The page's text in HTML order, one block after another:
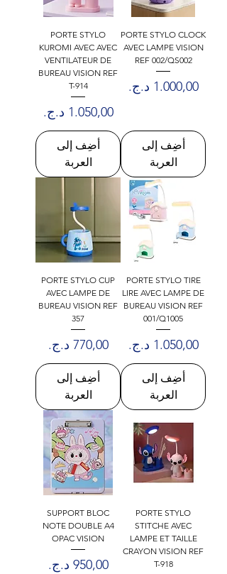
PORTE STYLO CLOCK
AVEC LAMPE VISION
REF 002/QS002
السعر‏1.000,00 د.ج.‏
أضِف إلى
العربة
PORTE STYLO
KUROMI AVEC AVEC
VENTILATEUR DE
BUREAU VISION REF
T-914
السعر‏1.050,00 د.ج.‏
أضِف إلى
العربة
PORTE STYLO TIRE
LIRE AVEC LAMPE DE
BUREAU VISION REF
001/Q1005
السعر‏1.050,00 د.ج.‏
أضِف إلى
العربة
PORTE STYLO CUP
AVEC LAMPE DE
BUREAU VISION REF
357
السعر‏770,00 د.ج.‏
أضِف إلى
العربة
PORTE STYLO
STITCHE AVEC
LAMPE ET TAILLE
CRAYON VISION REF
T-918
SUPPORT BLOC
NOTE DOUBLE A4
OPAC VISION
السعر‏950,00 د.ج.‏